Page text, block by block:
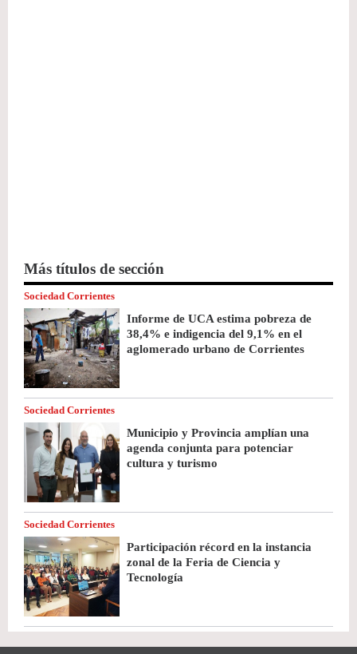
Más títulos de sección
Sociedad Corrientes
Informe de UCA estima pobreza de
38,4% e indigencia del 9,1% en el
aglomerado urbano de Corrientes
Sociedad Corrientes
Municipio y Provincia amplían una
agenda conjunta para potenciar
cultura y turismo
Sociedad Corrientes
Participación récord en la instancia
zonal de la Feria de Ciencia y
Tecnología